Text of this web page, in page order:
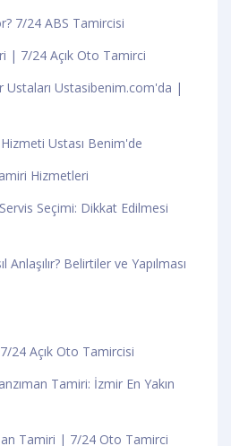
7/24 ABS Tamircisi
| 7/24 Açık Oto Tamirci
Ustaları Ustasibenim.com'da |
Ustası Benim'de
Hizmetleri
Seçimi: Dikkat Edilmesi
Anlaşılır? Belirtiler ve Yapılması
24 Açık Oto Tamircisi
Tamiri: İzmir En Yakın
Tamiri | 7/24 Oto Tamirci